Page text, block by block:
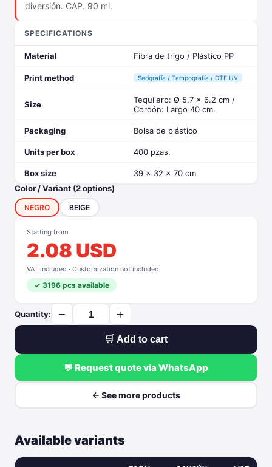
diversión. CAP. 90 ml.
SPECIFICATIONS
Material Fibra de trigo / Plástico PP
Print method Serigrafía / Tampografía / DTF UV
Size
Tequilero: Ø 5.7 x 6.2 cm /
Cordón: Largo 40 cm.
Packaging Bolsa de plástico
Units per box 400 pzas.
Box size
39 x 32 x 70 cm
Color / Variant (2 options)
NEGRO BEIGE
Starting from
2.08 USD
VAT included · Customization not included
✓ 3196 pcs available
Quantity: − +
🛒 Add to cart
💬 Request quote via WhatsApp
← See more products
Available variants